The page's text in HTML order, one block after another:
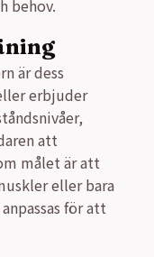
behov.
är dess
erbjuder
att
målet är att
eller bara
för att